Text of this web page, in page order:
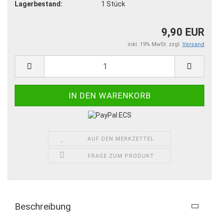
Lagerbestand: 1 Stück
9,90 EUR
inkl. 19% MwSt. zzgl. Versand
AUF DEN MERKZETTEL
FRAGE ZUM PRODUKT
Beschreibung